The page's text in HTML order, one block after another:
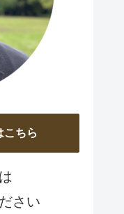
こちら
さい